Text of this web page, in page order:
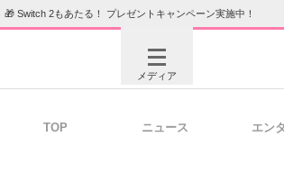
🎁 Switch 2もあたる！ プレゼントキャンペーン実施中！
メディア
TOP ニュース エン